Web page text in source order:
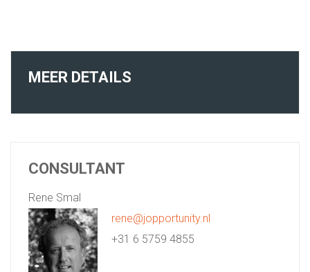
MEER DETAILS
CONSULTANT
Rene Smal
rene@jopportunity.nl
+31 6 5759 4855